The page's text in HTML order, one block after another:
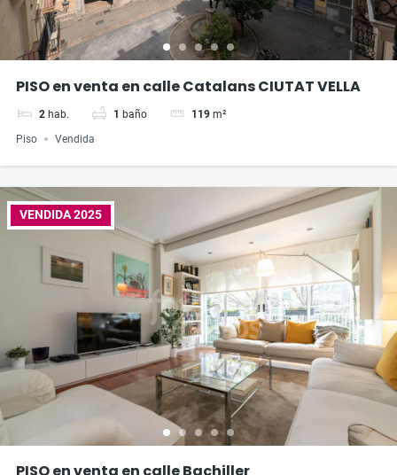
PISO en venta en calle Catalans CIUTAT VELLA
2 hab. 1 baño 119 m²
Piso Vendida
VENDIDA 2025